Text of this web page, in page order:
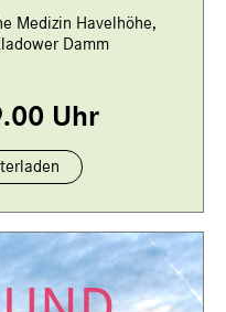
Medizin Havelhöhe,
Damm
Uhr